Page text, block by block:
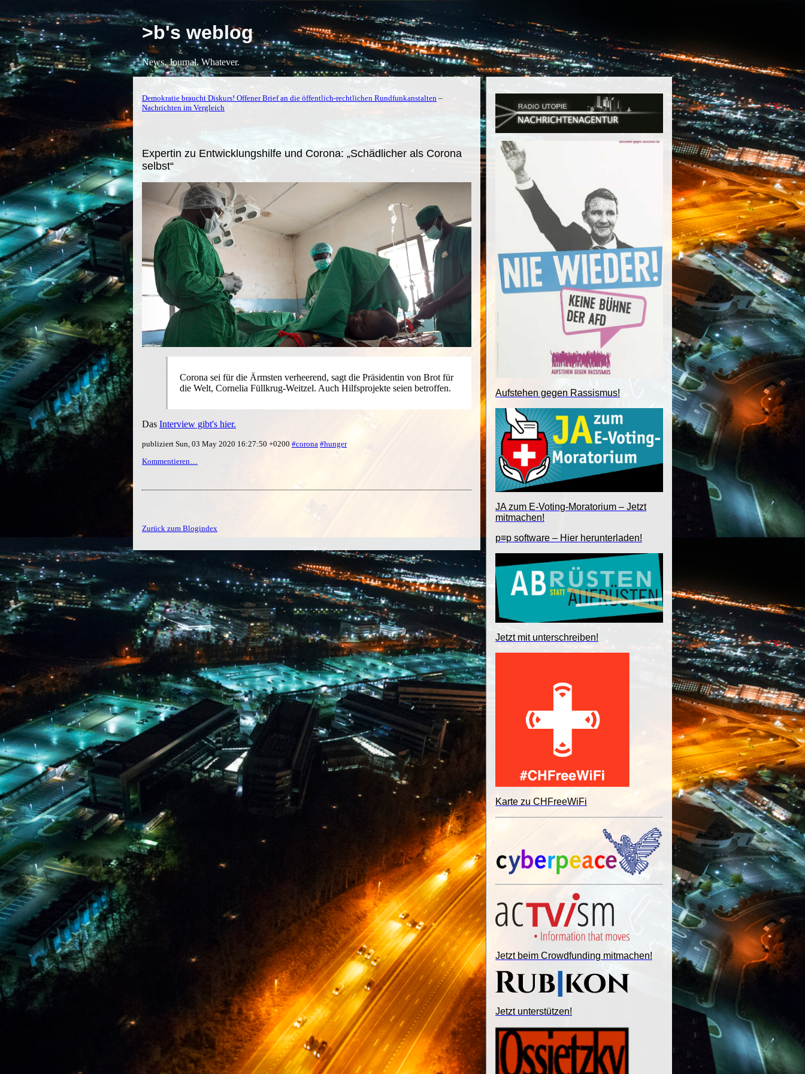
>b's weblog
News. Journal. Whatever.
Aufstehen gegen Rassismus!
JA zum E-Voting-Moratorium – Jetzt
mitmachen!
p≡p software – Hier herunterladen!
Jetzt mit unterschreiben!
Karte zu CHFreeWiFi
Jetzt beim Crowdfunding mitmachen!
Jetzt unterstützen!
Demokratie braucht Diskurs! Offener Brief an die öffentlich-rechtlichen Rundfunkanstalten –
Nachrichten im Vergleich
Expertin zu Entwicklungshilfe und Corona: „Schädlicher als Corona
selbst“
Corona sei für die Ärmsten verheerend, sagt die Präsidentin von Brot für
die Welt, Cornelia Füllkrug-Weitzel. Auch Hilfsprojekte seien betroffen.
Das Interview gibt's hier.
publiziert Sun, 03 May 2020 16:27:50 +0200 #corona #hunger
Kommentieren…
Zurück zum Blogindex